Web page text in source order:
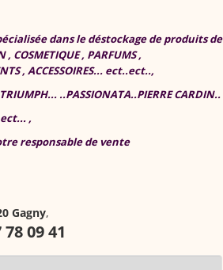
dans le déstockage de produits de
COSMETIQUE , PARFUMS ,
, ACCESSOIRES... ect..ect..,
..PASSIONATA..PIERRE CARDIN..
,
responsable de vente
Gagny,
78 09 41